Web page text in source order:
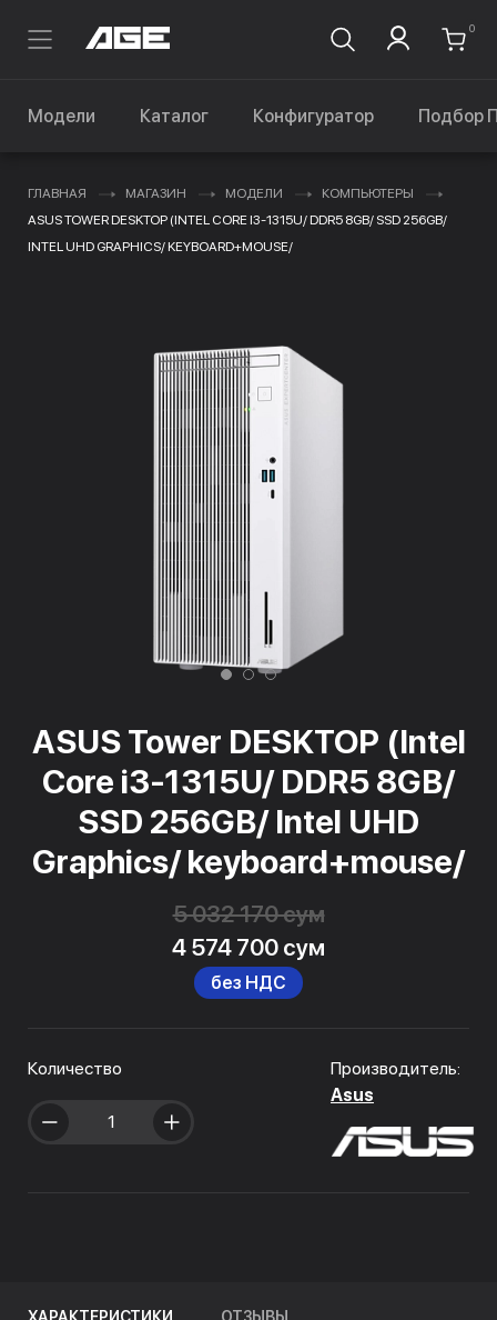
0
Модели Каталог Конфигуратор Подбор
ГЛАВНАЯ МАГАЗИН МОДЕЛИ
КОМПЬЮТЕРЫ
ASUS TOWER DESKTOP (INTEL CORE I3-1315U/ DDR5 8GB/ SSD 256GB/
INTEL UHD GRAPHICS/ KEYBOARD+MOUSE/
ASUS Tower DESKTOP (Intel
Core i3-1315U/ DDR5 8GB/
SSD 256GB/ Intel UHD
Graphics/ keyboard+mouse/
5 032 170 сум
4 574 700 сум
без НДС
Количество
Производитель:
Asus
ХАРАКТЕРИСТИКИ ОТЗЫВЫ